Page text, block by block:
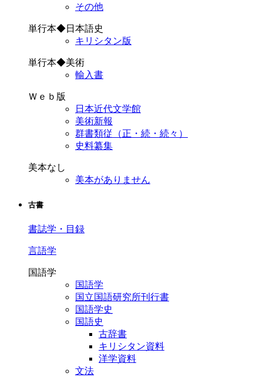
その他
単行本◆日本語史
キリシタン版
単行本◆美術
輸入書
Ｗｅｂ版
日本近代文学館
美術新報
群書類従（正・続・続々）
史料纂集
美本なし
美本がありません
古書
書誌学・目録
言語学
国語学
国語学
国立国語研究所刊行書
国語学史
国語史
古辞書
キリシタン資料
洋学資料
文法